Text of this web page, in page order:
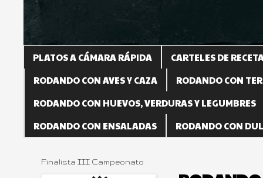
PLATOS A CÁMARA RÁPIDA
CARTELES DE
RODANDO CON AVES Y CAZA
RODANDO CON
RODANDO CON HUEVOS, VERDURAS Y LEGUMBRES
RODANDO CON ENSALADAS
RODANDO CON
Finalista III Campeonato